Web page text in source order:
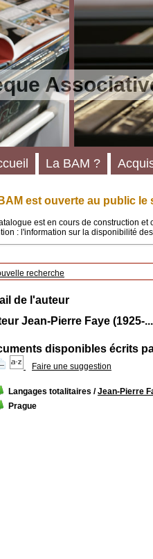
est ouverte au public le
est en cours de construction
: l'information sur la disponibilité
recherche
de l'auteur
Jean-Pierre Faye (1925-
disponibles écrits
Faire une suggestion
Langages totalitaires /Jean-Pierre
Prague
La BAM ?